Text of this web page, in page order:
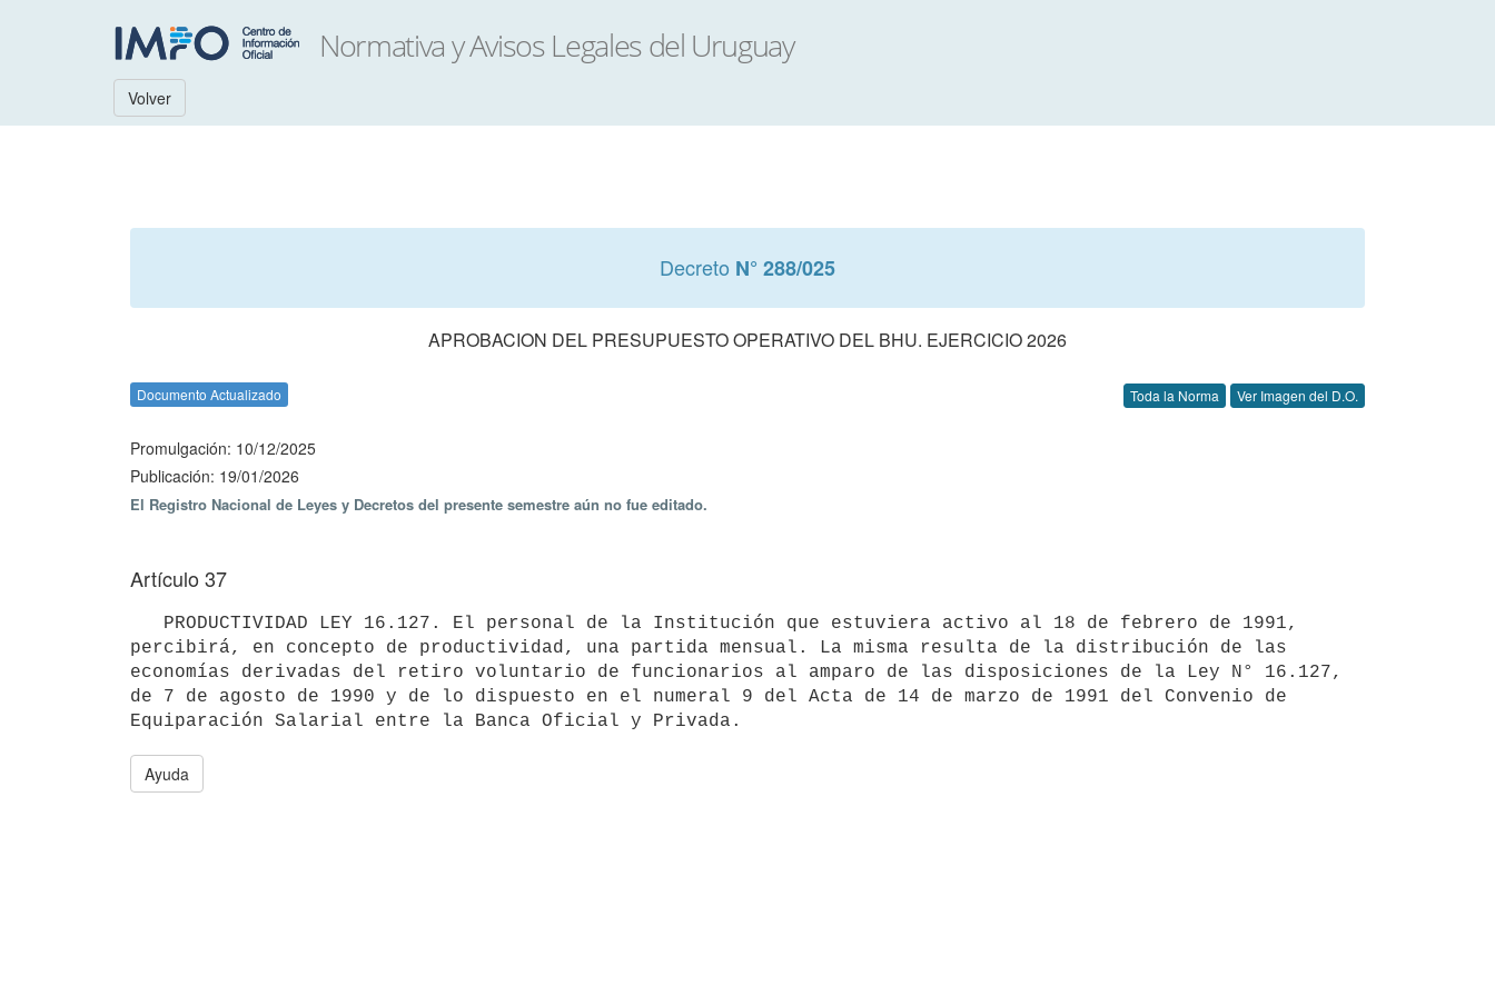
Volver
Decreto N° 288/025
APROBACION DEL PRESUPUESTO OPERATIVO DEL BHU. EJERCICIO 2026
Documento Actualizado Toda la Norma Ver Imagen del D.O.
Promulgación: 10/12/2025
Publicación: 19/01/2026
El Registro Nacional de Leyes y Decretos del presente semestre aún no fue editado.
Artículo 37
percibirá, en concepto de productividad, una partida mensual. La misma resulta de la distribución de las
economías derivadas del retiro voluntario de funcionarios al amparo de las disposiciones de la Ley N° 16.127,
de 7 de agosto de 1990 y de lo dispuesto en el numeral 9 del Acta de 14 de marzo de 1991 del Convenio de
Ayuda